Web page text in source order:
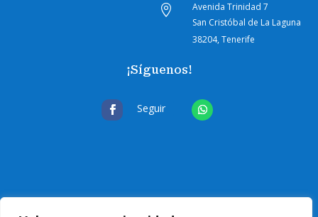

Avenida Trinidad 7
San Cristóbal de La Laguna
38204, Tenerife
¡Síguenos!
Seguir